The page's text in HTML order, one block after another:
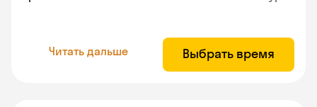
Читать дальше Выбрать время